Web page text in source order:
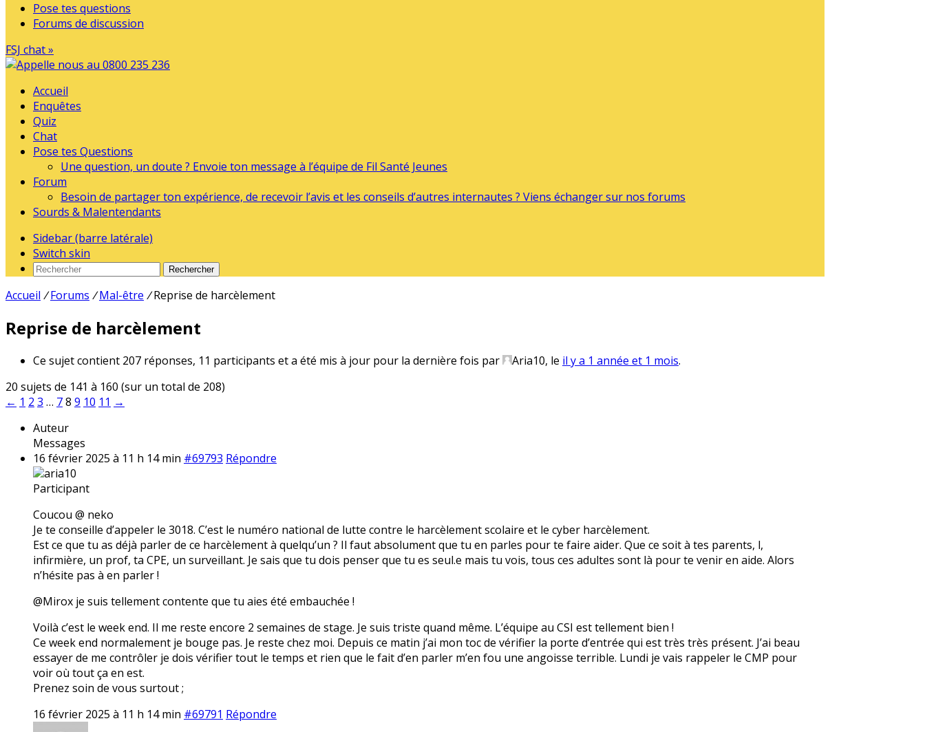
Pose tes questions
Forums de discussion
FSJ chat »
Accueil
Enquêtes
Quiz
Chat
Pose tes Questions
Une question, un doute ? Envoie ton message à l’équipe de Fil Santé Jeunes
Forum
Besoin de partager ton expérience, de recevoir l’avis et les conseils d’autres internautes ? Viens échanger sur nos forums
Sourds & Malentendants
Sidebar (barre latérale)
Switch skin
Rechercher
Accueil / Forums / Mal-être / Reprise de harcèlement
Reprise de harcèlement
Ce sujet contient 207 réponses, 11 participants et a été mis à jour pour la dernière fois par Aria10, le il y a 1 année et 1 mois.
20 sujets de 141 à 160 (sur un total de 208)
← 1 2 3 … 78 9 10 11 →
Auteur
Messages
16 février 2025 à 11 h 14 min #69793 Répondre
aria10
Participant
Coucou @ neko
Je te conseille d’appeler le 3018. C’est le numéro national de lutte contre le harcèlement scolaire et le cyber harcèlement.
Est ce que tu as déjà parler de ce harcèlement à quelqu’un ? Il faut absolument que tu en parles pour te faire aider. Que ce soit à tes parents, l,
infirmière, un prof, ta CPE, un surveillant. Je sais que tu dois penser que tu es seul.e mais tu vois, tous ces adultes sont là pour te venir en aide. Alors
n’hésite pas à en parler !
@Mirox je suis tellement contente que tu aies été embauchée !
Voilà c’est le week end. Il me reste encore 2 semaines de stage. Je suis triste quand même. L’équipe au CSI est tellement bien !
Ce week end normalement je bouge pas. Je reste chez moi. Depuis ce matin j’ai mon toc de vérifier la porte d’entrée qui est très très présent. J’ai beau
essayer de me contrôler je dois vérifier tout le temps et rien que le fait d’en parler m’en fou une angoisse terrible. Lundi je vais rappeler le CMP pour
voir où tout ça en est.
Prenez soin de vous surtout ;
16 février 2025 à 11 h 14 min #69791 Répondre